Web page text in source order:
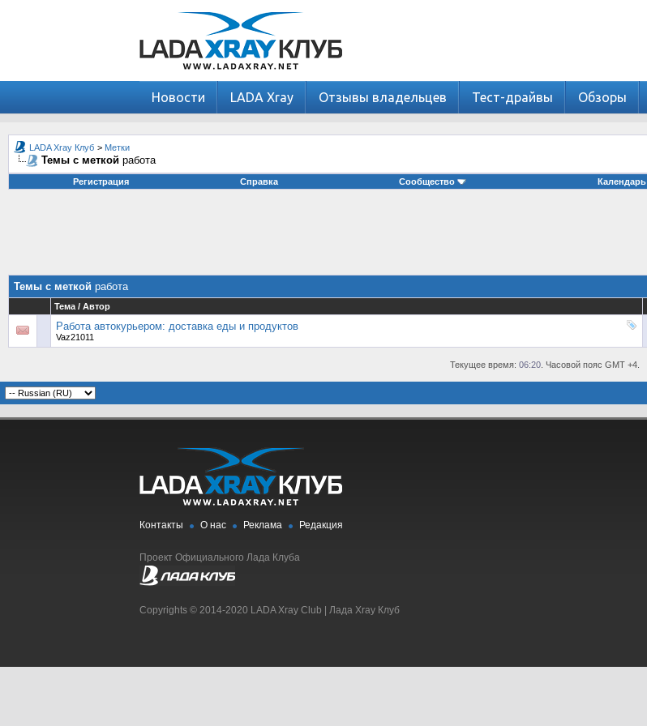
Новости LADA Xray Отзывы владельцев Тест-драйвы Обзоры
LADA Xray Клуб > Метки
Темы с меткой работа
Регистрация
Справка Сообщество Календарь
Темы с меткой работа
Тема / Автор
Работа автокурьером: доставка еды и продуктов
Vaz21011
Текущее время: 06:20 . Часовой пояс GMT +4.
Контакты О нас Реклама Редакция
Проект Официального Лада Клуба
Copyrights © 2014-2020 LADA Xray Club | Лада Xray Клуб